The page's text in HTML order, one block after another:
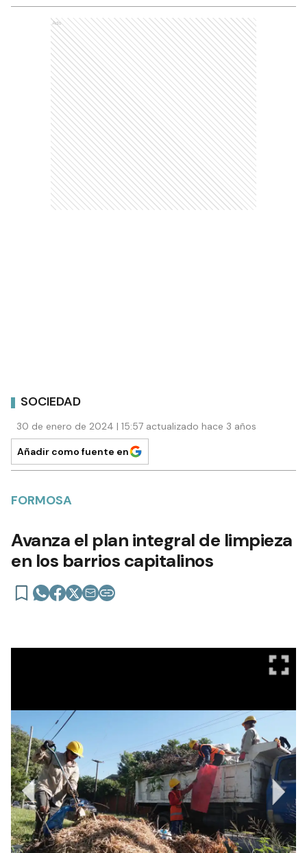
Ads
SOCIEDAD
30 de enero de 2024 | 15:57 actualizado hace 3 años
Añadir como fuente en
FORMOSA
Avanza el plan integral de limpieza
en los barrios capitalinos